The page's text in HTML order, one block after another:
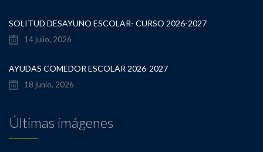
SOLITUD DESAYUNO ESCOLAR- CURSO 2026-2027
14 julio, 2026
AYUDAS COMEDOR ESCOLAR 2026-2027
18 junio, 2026
Últimas imágenes